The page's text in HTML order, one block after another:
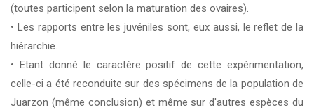
(toutes participent selon la maturation des ovaires).
• Les rapports entre les juvéniles sont, eux aussi, le reflet de la
hiérarchie.
• Etant donné le caractère positif de cette expérimentation,
celle-ci a été reconduite sur des spécimens de la population de
Juarzon (même conclusion) et même sur d'autres espèces du